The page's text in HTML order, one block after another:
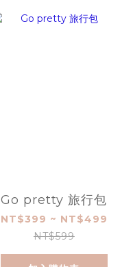
Go pretty 旅行包
NT$399 ~ NT$499
NT$599